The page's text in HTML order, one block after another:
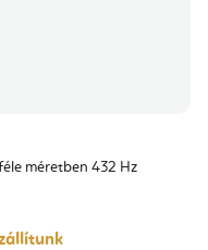
méretben 432 Hz